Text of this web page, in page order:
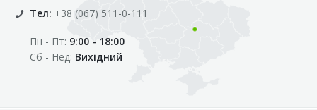
Тел: +38 (067) 511-0-111
Пн - Пт: 9:00 - 18:00
Сб - Нед: Вихідний